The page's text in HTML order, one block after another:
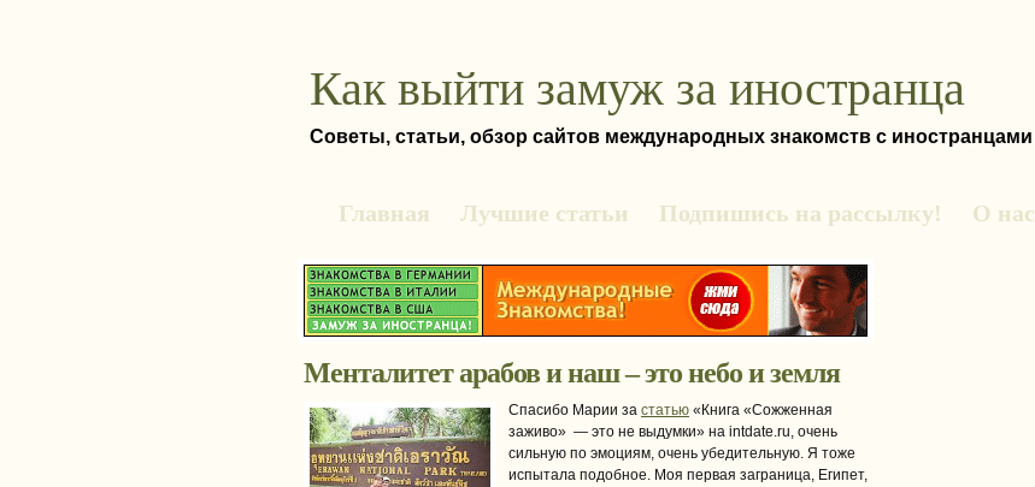
Как выйти замуж за иностранца
Советы, статьи, обзор сайтов международных знакомств с иностранцами
Главная Лучшие статьи Подпишись на рассылку! О нас
Менталитет арабов и наш – это небо и земля
Спасибо Марии за статью «Книга «Сожженная
заживо» — это не выдумки» на intdate.ru, очень
сильную по эмоциям, очень убедительную. Я тоже
испытала подобное. Моя первая заграница, Египет,